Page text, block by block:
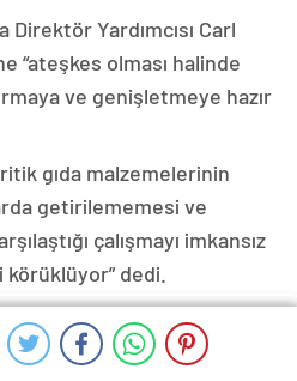
Direktör Yardımcısı Carl
“ateşkes olması halinde
ve genişletmeye hazır
gıda malzemelerinin
getirilememesi ve
çalışmayı imkansız
körüklüyor” dedi.
Carolyn Rodrigues-Birkett
savaş yöntemi olarak açlık